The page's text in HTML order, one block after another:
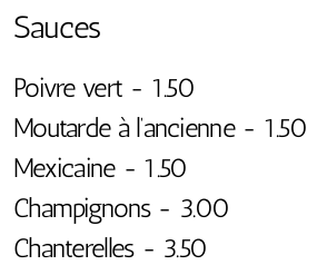
Sauces
Poivre vert - 1.50
Moutarde à l’ancienne - 1.50
Mexicaine - 1.50
Champignons - 3.00
Chanterelles - 3.50